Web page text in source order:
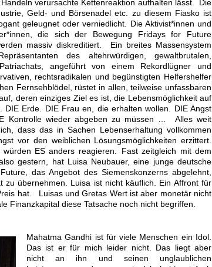
verursachte Kettenreaktion aufhalten lässt. Die
Geld- und Börsenadel etc. zu diesem Fiasko ist
geleugnet oder verniedlicht. Die Aktivist*innen und
die sich der Bewegung Fridays for Future
massiv diskreditiert. Ein breites Massensystem
des altehrwürdigen, gewaltbrutalen,
angeführt von einem Rekordlügner und
rechtsradikalen und begünstigten Helfershelfer
Fernsehblödel, rüstet in allen, teilweise unfassbaren
deren einziges Ziel es ist, die Lebensmöglichkeit auf
Erde. DIE Frau en, die erhalten wollen. DIE Angst
Kontrolle wieder abgeben zu müssen … Alles weit
dass das in Sachen Lebenserhaltung vollkommen
vor den weiblichen Lösungsmöglichkeiten erzittert.
ES anders reagieren. Fast zeitgleich mit dem
gestern, hat Luisa Neubauer, eine junge deutsche
das Angebot des Siemenskonzerns abgelehnt,
übernehmen. Luisa ist nicht käuflich. Ein Affront für
hat. Luisas und Gretas Wert ist aber monetär nicht
Finanzkapital diese Tatsache noch nicht begriffen.
Mahatma Gandhi ist für viele Menschen ein Idol.
Das ist er für mich leider nicht. Das liegt aber
nicht an ihn und seinen unglaublichen